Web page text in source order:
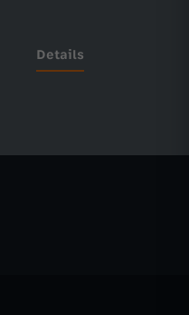
http://
-------------
----------------------
https://
https://
https://
https://
Details